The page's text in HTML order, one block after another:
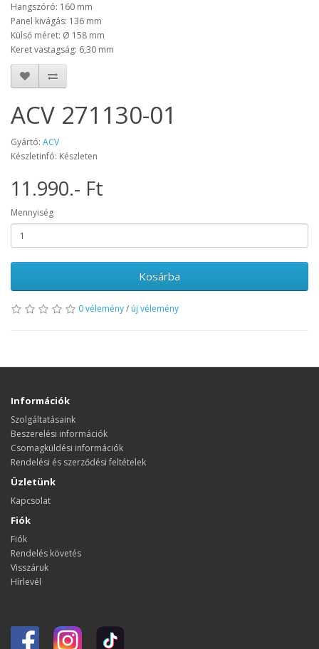
Hangszóró: 160 mm
Panel kivágás: 136 mm
Külső méret: Ø 158 mm
Keret vastagság: 6,30 mm
ACV 271130-01
Gyártó: ACV
Készletinfó: Készleten
11.990.- Ft
Mennyiség
Kosárba
0 vélemény/ új vélemény
Információk
Szolgáltatásaink
Beszerelési információk
Csomagküldési információk
Rendelési és szerződési feltételek
Üzletünk
Kapcsolat
Fiók
Fiók
Rendelés követés
Visszáruk
Hírlevél